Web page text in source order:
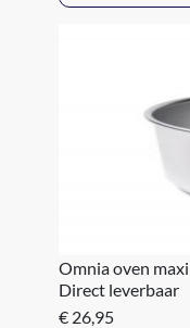
Omnia oven
Direct leverbaar
€ 26,95